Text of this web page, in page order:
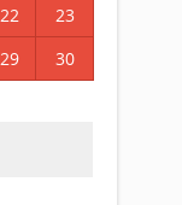
22
23
29
30